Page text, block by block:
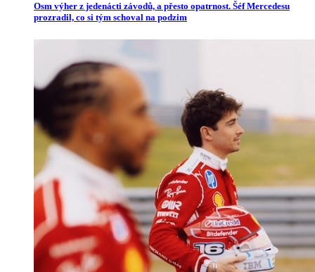
Osm výher z jedenácti závodů, a přesto opatrnost. Šéf Mercedesu
prozradil, co si tým schoval na podzim